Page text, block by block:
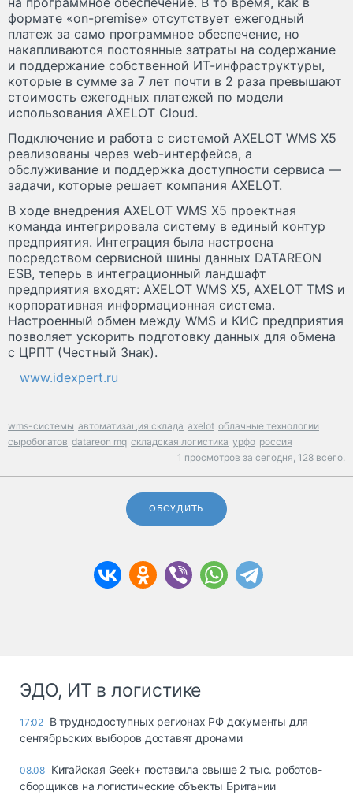
формате «on-premise» отсутствует ежегодный
платеж за само программное обеспечение, но
накапливаются постоянные затраты на содержание
и поддержание собственной ИТ-инфраструктуры,
которые в сумме за 7 лет почти в 2 раза превышают
стоимость ежегодных платежей по модели
использования AXELOT Cloud.
Подключение и работа с системой AXELOT WMS X5
реализованы через web-интерфейса, а
обслуживание и поддержка доступности сервиса —
задачи, которые решает компания AXELOT.
В ходе внедрения AXELOT WMS X5 проектная
команда интегрировала систему в единый контур
предприятия. Интеграция была настроена
посредством сервисной шины данных DATAREON
ESB, теперь в интеграционный ландшафт
предприятия входят: AXELOT WMS X5, AXELOT TMS и
корпоративная информационная система.
Настроенный обмен между WMS и КИС предприятия
позволяет ускорить подготовку данных для обмена
с ЦРПТ (Честный Знак).
www.idexpert.ru
wms-системы автоматизация склада axelot облачные технологии
сыробогатов datareon mq складская логистика урфо россия
1 просмотров за сегодня, 128 всего.
ОБСУДИТЬ
ЭДО, ИТ в логистике
17:02 В труднодоступных регионах РФ документы для
сентябрьских выборов доставят дронами
08.08 Китайская Geek+ поставила свыше 2 тыс. роботов-
сборщиков на логистические объекты Британии